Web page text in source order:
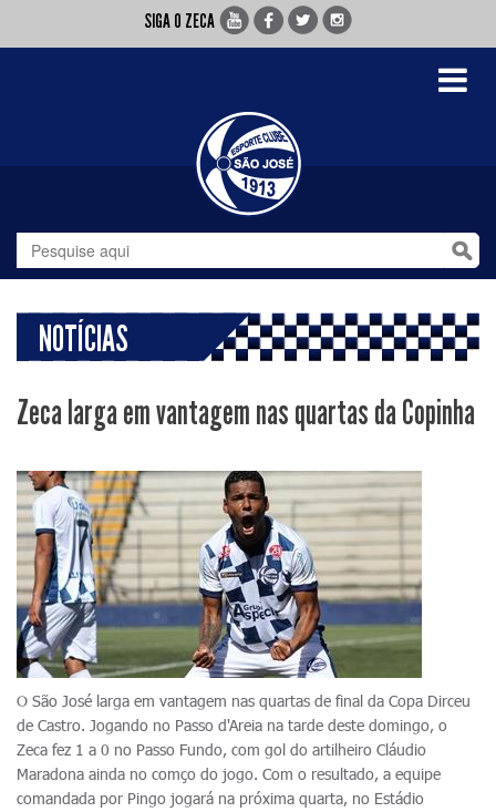
SIGA O ZECA
Toggle
NOTÍCIAS
Zeca larga em vantagem nas quartas da Copinha
O São José larga em vantagem nas quartas de final da Copa Dirceu
de Castro. Jogando no Passo d'Areia na tarde deste domingo, o
Zeca fez 1 a 0 no Passo Fundo, com gol do artilheiro Cláudio
Maradona ainda no comço do jogo. Com o resultado, a equipe
comandada por Pingo jogará na próxima quarta, no Estádio